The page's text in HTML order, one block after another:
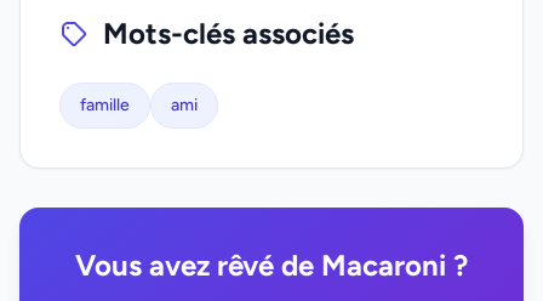
Mots-clés associés
famille ami
Vous avez rêvé de Macaroni ?